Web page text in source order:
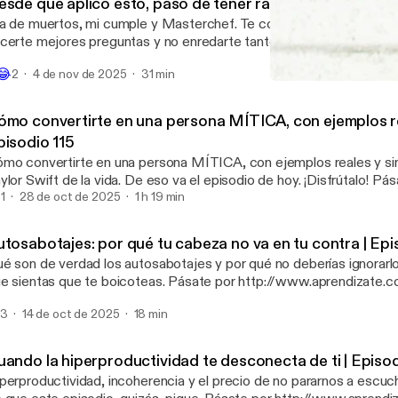
de muertos, mi cumple y Masterchef. Te comparto una clave
mejores preguntas y no enredarte tanto en llevar la razón.
www.aprendizate.com y suscríbete gratis a la MindLetter
tu correo claves, inspiración y herramientas prácticas para hacer
2 4 de nov de 2025 31 min
convertirte en una persona MÍTICA, con ejemplos
115
convertirte en una persona MÍTICA, con ejemplos reales y
Swift de la vida. De eso va el episodio de hoy. ¡Disfrútalo!
www.aprendizate.com y suscríbete gratis a la MindLetter
aliada y conseguir la vida que deseas."
1 28 de oct de 2025 1 h 19 min
por qué tu cabeza no va en tu contra |
son de verdad los autosabotajes y por qué no deberías
sientas que te boicoteas. Pásate por http://
prácticas para hacer de tu mente tu mejor aliada y
3 14 de oct de 2025 18 min
la hiperproductividad te desconecta de ti |
incoherencia y el precio de no pararnos a